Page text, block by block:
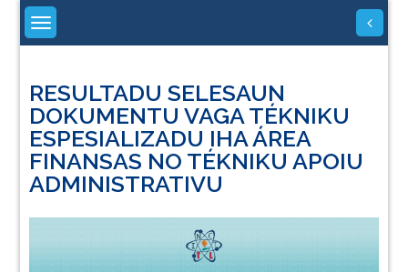
Skip
content
RESULTADU SELESAUN
DOKUMENTU VAGA TÉKNIKU
ESPESIALIZADU IHA ÁREA
FINANSAS NO TÉKNIKU APOIU
ADMINISTRATIVU